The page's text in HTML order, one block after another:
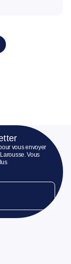
vous envoyer
Vous